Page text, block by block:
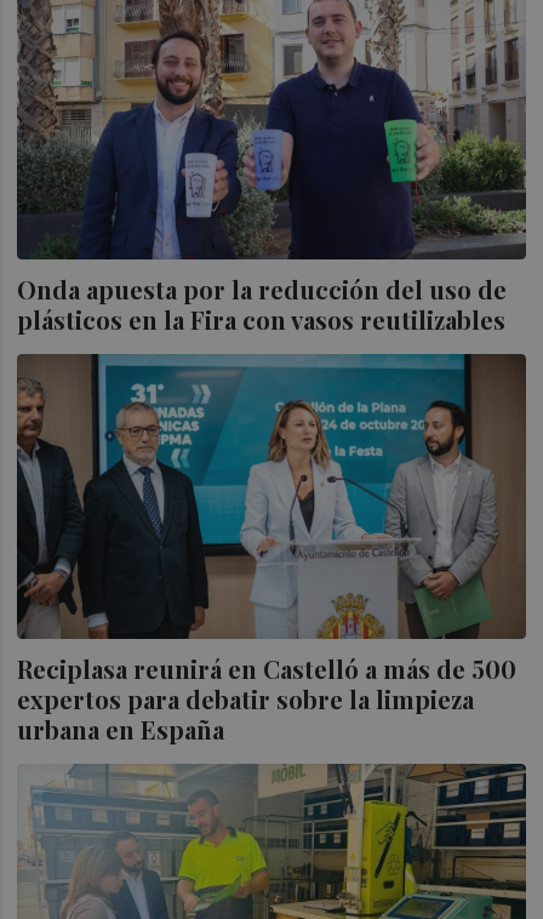
Onda apuesta por la reducción del uso de
plásticos en la Fira con vasos reutilizables
Reciplasa reunirá en Castelló a más de 500
expertos para debatir sobre la limpieza
urbana en España